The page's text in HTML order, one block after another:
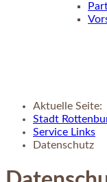
Aktuelle Seite:
Stadt
Service Links
Datenschutz